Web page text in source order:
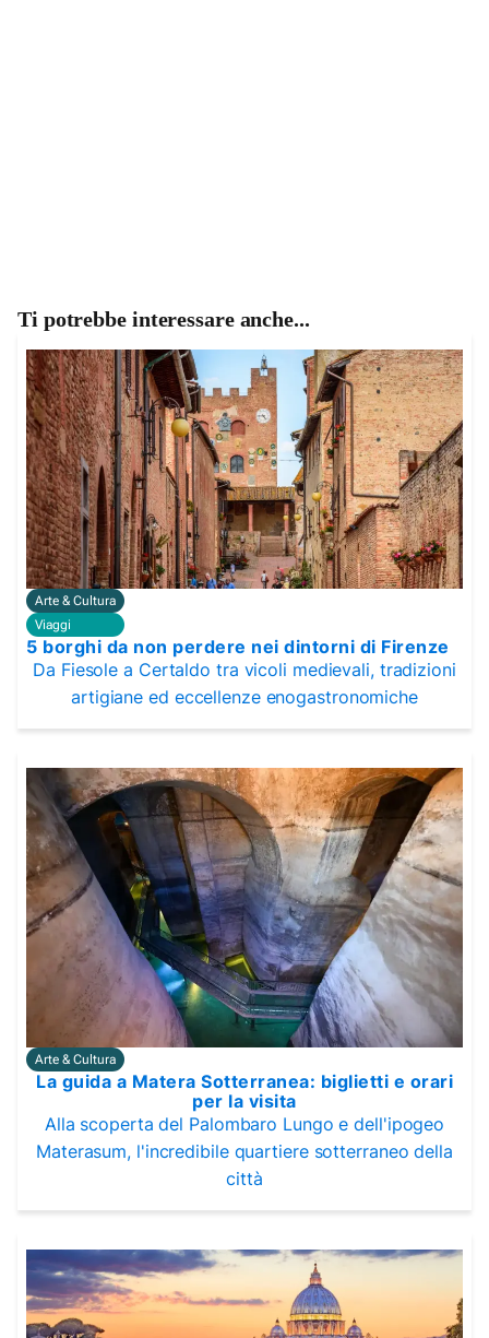
Ti potrebbe interessare anche...
Arte & Cultura
Viaggi
5 borghi da non perdere nei dintorni di Firenze
Da Fiesole a Certaldo tra vicoli medievali, tradizioni
artigiane ed eccellenze enogastronomiche
Arte & Cultura
La guida a Matera Sotterranea: biglietti e orari
per la visita
Alla scoperta del Palombaro Lungo e dell'ipogeo
Materasum, l'incredibile quartiere sotterraneo della
città